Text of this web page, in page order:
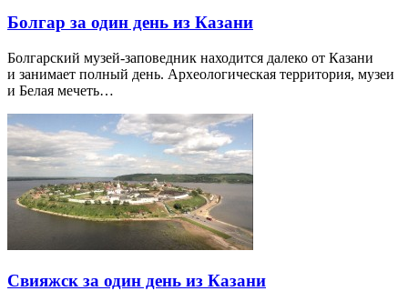
Болгар за один день из Казани
Болгарский музей-заповедник находится далеко от Казани
и занимает полный день. Археологическая территория, музеи
и Белая мечеть…
Свияжск за один день из Казани